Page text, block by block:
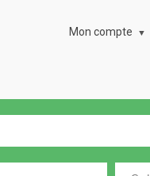
Mon compte